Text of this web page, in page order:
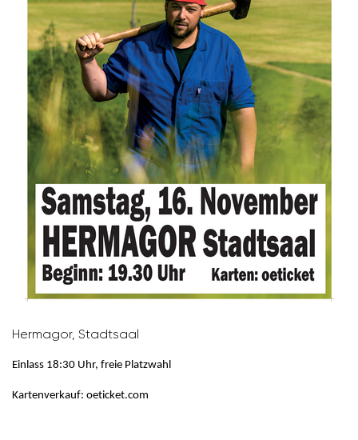
Hermagor, Stadt­saal
Einlass 18:30 Uhr, freie Platz­wahl
Karten­ver­kauf: oeti­cket.com